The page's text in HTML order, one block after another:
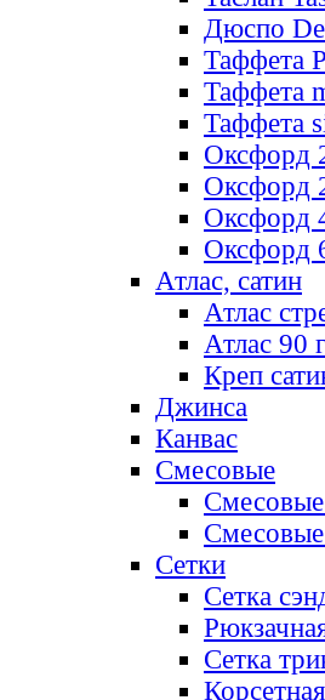
Дюспо
Таффета
Таффета
Таффета
Оксфорд
Оксфорд
Оксфорд
Оксфорд
Атлас, сатин
Атлас
Атлас 90
Креп
Джинса
Канвас
Смесовые
Сетки
Сетка
Сетка